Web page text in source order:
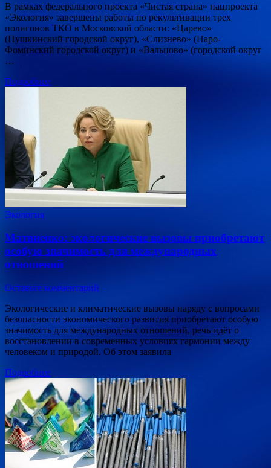
В рамках федерального проекта «Чистая страна» нацпроекта
«Экология» завершены работы по рекультивации трех
полигонов ТКО в Московской области: «Царево»
(Пушкинский городской округ), «Слизнево» (Наро-
Фоминский городской округ) и «Вальцово» (городской округ
…
Подробнее
Экология
Матвиенко: экологические вызовы приобретают
особую значимость для международных
отношений
Оставьте комментарий
Экологические и климатические вызовы наряду с вопросами
безопасности экономического развития приобретают особую
значимость для международных отношений, речь идёт о
восстановлении в современных условиях гармонии между
человеком и природой. Об этом заявила
Подробнее